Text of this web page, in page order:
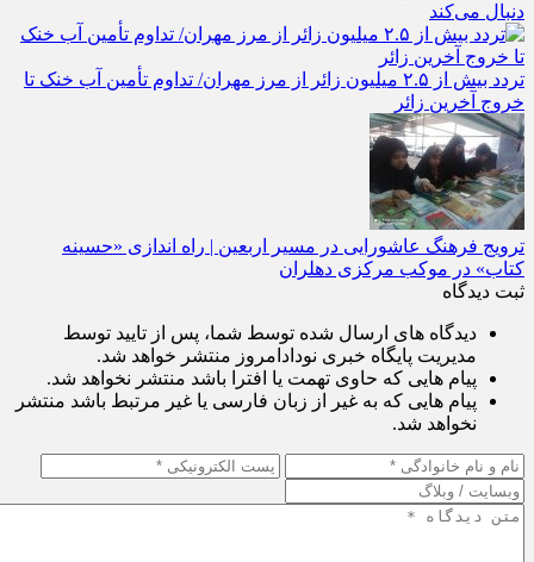
آبفای ایلام تأمین آب شرب زائران در مرز مهران را تا پایان بازگشت
دنبال می‌کند
تردد بیش از ۲.۵ میلیون زائر از مرز مهران/ تداوم تأمین آب خنک تا
خروج آخرین زائر
ترویج فرهنگ عاشورایی در مسیر اربعین | راه‌ اندازی «حسینه
کتاب» در موکب مرکزی دهلران
دیدگاه های ارسال شده توسط شما، پس از تایید توسط
مدیریت پایگاه خبری نودادامروز منتشر خواهد شد.
پیام هایی که حاوی تهمت یا افترا باشد منتشر نخواهد شد.
پیام هایی که به غیر از زبان فارسی یا غیر مرتبط باشد منتشر